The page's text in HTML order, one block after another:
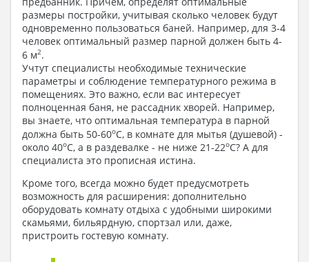
размеры постройки, учитывая сколько человек будут
одновременно пользоваться баней. Например, для 3-4
человек оптимальный размер парной должен быть 4-
6 м2.
Учтут специалисты необходимые технические
параметры и соблюдение температурного режима в
помещениях. Это важно, если вас интересует
полноценная баня, не рассадник хворей. Например,
вы знаете, что оптимальная температура в парной
должна быть 50-60oС, в комнате для мытья (душевой) -
около 40oС, а в раздевалке - не ниже 21-22oС? А для
специалиста это прописная истина.
Кроме того, всегда можно будет предусмотреть
возможность для расширения: дополнительно
оборудовать комнату отдыха с удобными широкими
скамьями, бильярдную, спортзал или, даже,
пристроить гостевую комнату.